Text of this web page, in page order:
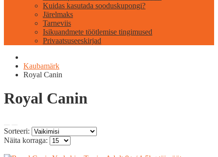
Kuidas kasutada sooduskupongi?
Järelmaks
Tarneviis
Isikuandmete töötlemise tingimused
Privaatsuseeskirjad
Kaubamärk
Royal Canin
Royal Canin
Sorteeri:
Näita korraga: